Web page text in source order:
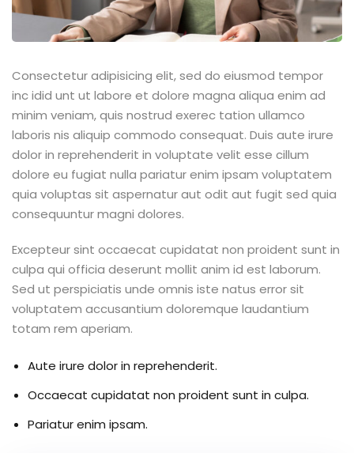
Consectetur adipisicing elit, sed do eiusmod tempor
inc idid unt ut labore et dolore magna aliqua enim ad
minim veniam, quis nostrud exerec tation ullamco
laboris nis aliquip commodo consequat. Duis aute irure
dolor in reprehenderit in voluptate velit esse cillum
dolore eu fugiat nulla pariatur enim ipsam voluptatem
quia voluptas sit aspernatur aut odit aut fugit sed quia
consequuntur magni dolores.
Excepteur sint occaecat cupidatat non proident sunt in
culpa qui officia deserunt mollit anim id est laborum.
Sed ut perspiciatis unde omnis iste natus error sit
voluptatem accusantium doloremque laudantium
totam rem aperiam.
Aute irure dolor in reprehenderit.
Occaecat cupidatat non proident sunt in culpa.
Pariatur enim ipsam.